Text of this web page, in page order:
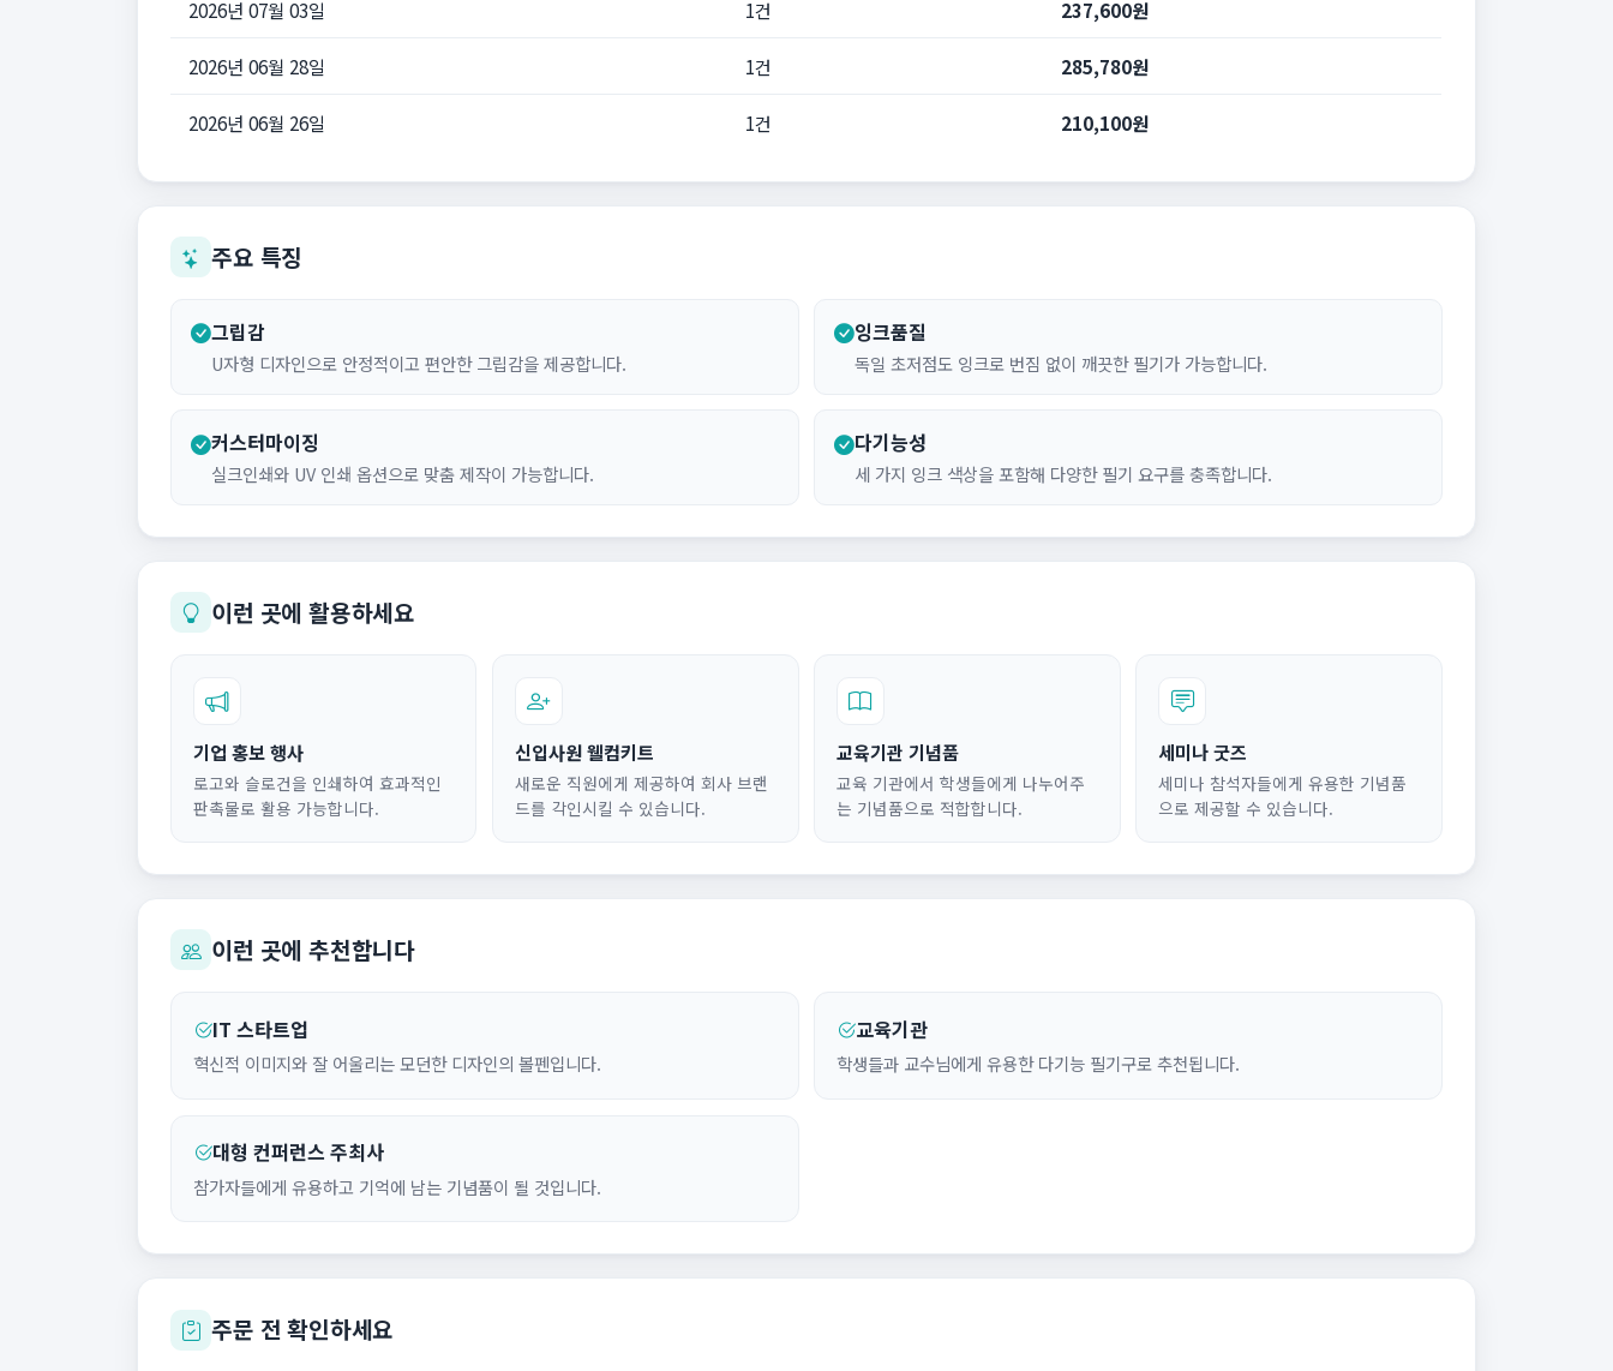
2026년 07월 03일 1건 237,600원
2026년 06월 28일 1건 285,780원
2026년 06월 26일 1건 210,100원
주요 특징
그립감
U자형 디자인으로 안정적이고 편안한 그립감을 제공합니다.
잉크품질
독일 초저점도 잉크로 번짐 없이 깨끗한 필기가 가능합니다.
커스터마이징
실크인쇄와 UV 인쇄 옵션으로 맞춤 제작이 가능합니다.
다기능성
세 가지 잉크 색상을 포함해 다양한 필기 요구를 충족합니다.
이런 곳에 활용하세요
기업 홍보 행사
로고와 슬로건을 인쇄하여 효과적인
판촉물로 활용 가능합니다.
신입사원 웰컴키트
새로운 직원에게 제공하여 회사 브랜
드를 각인시킬 수 있습니다.
교육기관 기념품
교육 기관에서 학생들에게 나누어주
는 기념품으로 적합합니다.
세미나 굿즈
세미나 참석자들에게 유용한 기념품
으로 제공할 수 있습니다.
이런 곳에 추천합니다
IT 스타트업
혁신적 이미지와 잘 어울리는 모던한 디자인의 볼펜입니다.
교육기관
학생들과 교수님에게 유용한 다기능 필기구로 추천됩니다.
대형 컨퍼런스 주최사
참가자들에게 유용하고 기억에 남는 기념품이 될 것입니다.
주문 전 확인하세요